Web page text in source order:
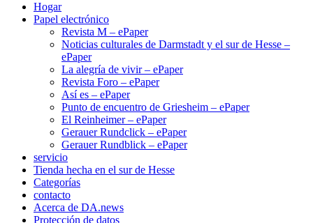
Hogar
Papel electrónico
Revista M – ePaper
Noticias culturales de Darmstadt y el sur de Hesse –
ePaper
La alegría de vivir – ePaper
Revista Foro – ePaper
Así es – ePaper
Punto de encuentro de Griesheim – ePaper
El Reinheimer – ePaper
Gerauer Rundclick – ePaper
Gerauer Rundblick – ePaper
servicio
Tienda hecha en el sur de Hesse
Categorías
contacto
Acerca de DA.news
Protección de datos